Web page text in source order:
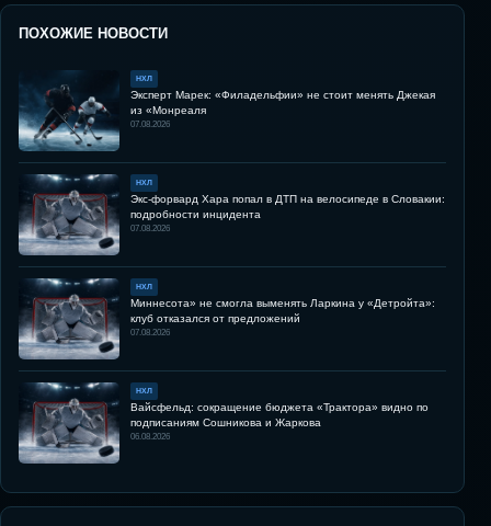
ПОХОЖИЕ НОВОСТИ
НХЛ
Эксперт Марек: «Филадельфии» не стоит менять Джекая
из «Монреаля
07.08.2026
НХЛ
Экс-форвард Хара попал в ДТП на велосипеде в Словакии:
подробности инцидента
07.08.2026
НХЛ
Миннесота» не смогла выменять Ларкина у «Детройта»:
клуб отказался от предложений
07.08.2026
НХЛ
Вайсфельд: сокращение бюджета «Трактора» видно по
подписаниям Сошникова и Жаркова
06.08.2026